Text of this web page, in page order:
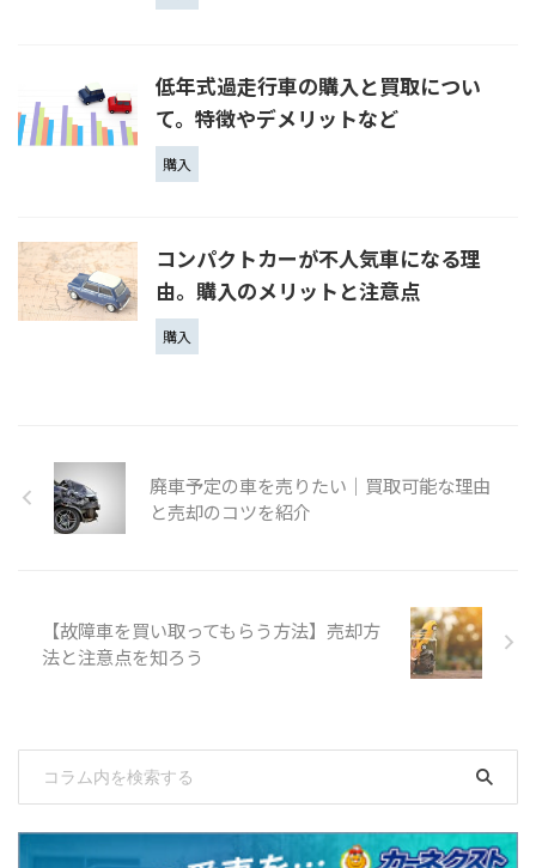
低年式過走行車の購入と買取につい
て。特徴やデメリットなど
購入
コンパクトカーが不人気車になる理
由。購入のメリットと注意点
購入
廃車予定の車を売りたい｜買取可能な理由
と売却のコツを紹介
【故障車を買い取ってもらう方法】売却方
法と注意点を知ろう